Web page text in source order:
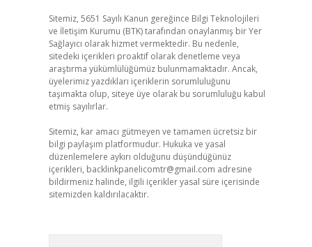
Sitemiz, 5651 Sayılı Kanun gereğince Bilgi Teknolojileri
ve İletişim Kurumu (BTK) tarafından onaylanmış bir Yer
Sağlayıcı olarak hizmet vermektedir. Bu nedenle,
sitedeki içerikleri proaktif olarak denetleme veya
araştırma yükümlülüğümüz bulunmamaktadır. Ancak,
üyelerimiz yazdıkları içeriklerin sorumluluğunu
taşımakta olup, siteye üye olarak bu sorumluluğu kabul
etmiş sayılırlar.
Sitemiz, kar amacı gütmeyen ve tamamen ücretsiz bir
bilgi paylaşım platformudur. Hukuka ve yasal
düzenlemelere aykırı olduğunu düşündüğünüz
içerikleri, backlinkpanelicomtr@gmail.com adresine
bildirmeniz halinde, ilgili içerikler yasal süre içerisinde
sitemizden kaldırılacaktır.